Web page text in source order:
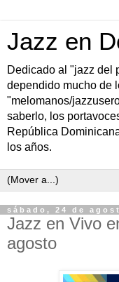
Jazz en
Dedicado al "jazz del
dependido mucho de
"melomanos/
saberlo, los
República
los años.
sábado, 24 de
Jazz en Vivo
agosto